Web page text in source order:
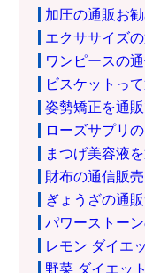
加圧の通販お勧
エクササイズ
ワンピースの
ビスケットっ
姿勢矯正を通
ローズサプリ
まつげ美容液
財布の通信販売
ぎょうざの通
パワーストー
レモン ダイエ
野菜 ダイエッ